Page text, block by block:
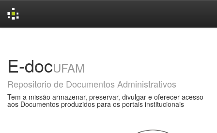
E-docUFAM
Repositorio de Documentos Administrativos
Tem a missão armazenar, preservar, divulgar e oferecer acesso
aos Documentos produzidos para os portais institucionais